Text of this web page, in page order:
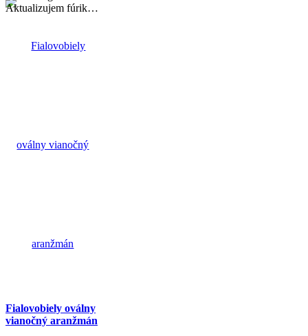
Aktualizujem fúrik…
Fialovobiely oválny
vianočný aranžmán